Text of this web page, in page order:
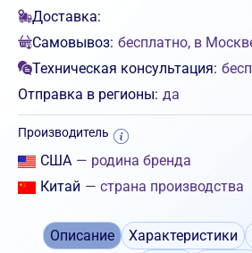
Доставка:
Самовывоз: бесплатно, в
Техническая консультация:
Отправка в регионы: да
Производитель
США — родина бренда
Китай — страна производства
Описание Характеристики